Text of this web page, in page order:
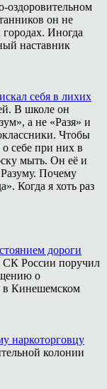
оздоровительном
он не
городах. Иногда
наставник
себя в лихих
В школе он
а не «Разя» и
Чтобы
себе при них в
мыть. Он её и
Почему
Когда я хоть раз
дороги
СК России поручил
о
в Кинешемском
наркоторговцу
колонии